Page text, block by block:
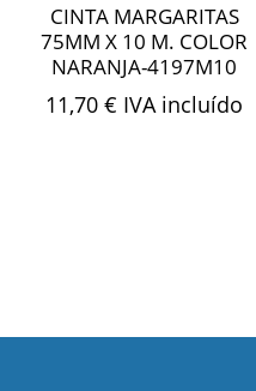
CINTA MARGARITAS
75MM X 10 M. COLOR
NARANJA-4197M10
11,70€ IVA incluído